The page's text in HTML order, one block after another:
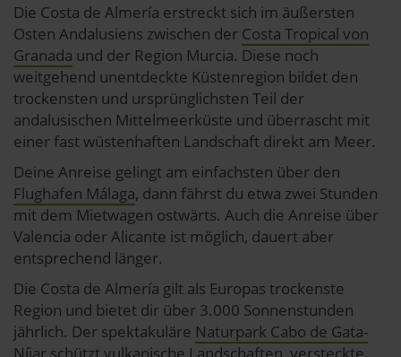
Die Costa de Almería erstreckt sich im äußersten
Osten Andalusiens zwischen der Costa Tropical von
Granada und der Region Murcia. Diese noch
weitgehend unentdeckte Küstenregion bildet den
trockensten und ursprünglichsten Teil der
andalusischen Mittelmeerküste und überrascht mit
einer fast wüstenhaften Landschaft direkt am Meer.
Deine Anreise gelingt am einfachsten über den
Flughafen Málaga, dann fährst du etwa zwei Stunden
mit dem Mietwagen ostwärts. Auch die Anreise über
Valencia oder Alicante ist möglich, dauert aber
entsprechend länger.
Die Costa de Almería gilt als Europas trockenste
Region und bietet dir über 3.000 Sonnenstunden
jährlich. Der spektakuläre Naturpark Cabo de Gata-
Níjar schützt vulkanische Landschaften, versteckte